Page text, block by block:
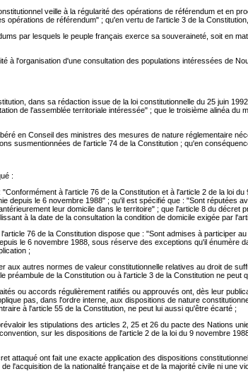
veille à la régularité des opérations de référendum et en
opérations de référendum" ; qu'en vertu de l'article 3 de la
par lesquels le peuple français exerce sa souveraineté, soit en
à l'organisation d'une consultation des populations intéressées de
dans sa rédaction issue de la loi constitutionnelle du 25 juin
de l'assemblée territoriale intéressée" ; que le troisième alinéa
en Conseil des ministres des mesures de nature réglementaire
susmentionnées de l'article 74 de la Constitution ; qu'en
:
à l'article 76 de la Constitution et à l'article 2 de la
depuis le 6 novembre 1988" ; qu'il est spécifié que : "Sont
leur domicile dans le territoire" ; que l'article 8 du
à la date de la consultation la condition de domicile exigée par
76 de la Constitution dispose que : "Sont admises à
le 6 novembre 1988, sous réserve des exceptions qu'il
;
aux autres normes de valeur constitutionnelle relatives au droit de
préambule de la Constitution ou à l'article 3 de la Constitution ne peut
ou accords régulièrement ratifiés ou approuvés ont, dès leur
pas, dans l'ordre interne, aux dispositions de nature
à l'article 55 de la Constitution, ne peut lui aussi qu'être écarté ;
les stipulations des articles 2, 25 et 26 du pacte des Nations
sur les dispositions de l'article 2 de la loi du 9 novembre
attaqué ont fait une exacte application des dispositions
l'acquisition de la nationalité française et de la majorité civile ni